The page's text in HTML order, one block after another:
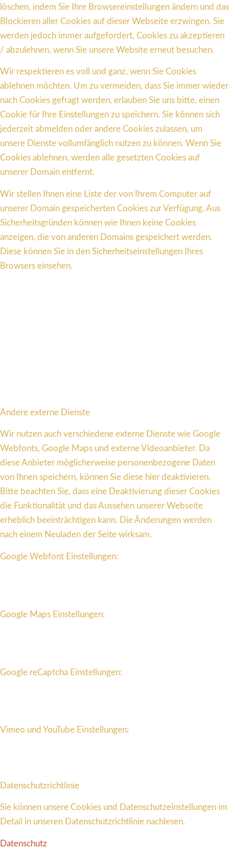
löschen, indem Sie Ihre Browsereinstellungen ändern und das
Blockieren aller Cookies auf dieser Webseite erzwingen. Sie
werden jedoch immer aufgefordert, Cookies zu akzeptieren
/ abzulehnen, wenn Sie unsere Website erneut besuchen.
Wir respektieren es voll und ganz, wenn Sie Cookies
ablehnen möchten. Um zu vermeiden, dass Sie immer wieder
nach Cookies gefragt werden, erlauben Sie uns bitte, einen
Cookie für Ihre Einstellungen zu speichern. Sie können sich
jederzeit abmelden oder andere Cookies zulassen, um
unsere Dienste vollumfänglich nutzen zu können. Wenn Sie
Cookies ablehnen, werden alle gesetzten Cookies auf
unserer Domain entfernt.
Wir stellen Ihnen eine Liste der von Ihrem Computer auf
unserer Domain gespeicherten Cookies zur Verfügung. Aus
Sicherheitsgründen können wie Ihnen keine Cookies
anzeigen, die von anderen Domains gespeichert werden.
Diese können Sie in den Sicherheitseinstellungen Ihres
Browsers einsehen.
Andere externe Dienste
Wir nutzen auch verschiedene externe Dienste wie Google
Webfonts, Google Maps und externe Videoanbieter. Da
diese Anbieter möglicherweise personenbezogene Daten
von Ihnen speichern, können Sie diese hier deaktivieren.
Bitte beachten Sie, dass eine Deaktivierung dieser Cookies
die Funktionalität und das Aussehen unserer Webseite
erheblich beeinträchtigen kann. Die Änderungen werden
nach einem Neuladen der Seite wirksam.
Google Webfont Einstellungen:
Google Maps Einstellungen:
Google reCaptcha Einstellungen:
Vimeo und YouTube Einstellungen:
Datenschutzrichtlinie
Sie können unsere Cookies und Datenschutzeinstellungen im
Detail in unseren Datenschutzrichtlinie nachlesen.
Datenschutz